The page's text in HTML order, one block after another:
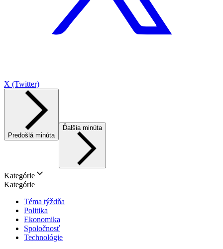
X (Twitter)
Predošlá minúta
Ďalšia minúta
Kategórie
Kategórie
Téma týždňa
Politika
Ekonomika
Spoločnosť
Technológie